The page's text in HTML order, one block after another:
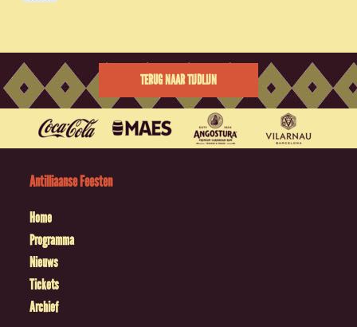
TERUG NAAR TIJDLIJN
Antilliaanse Feesten
Home
Programma
Nieuws
Tickets
Archief